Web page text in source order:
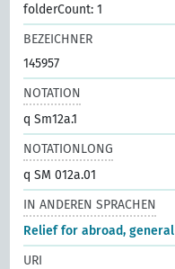
folderCount: 1
BEZEICHNER
145957
NOTATION
q Sm12a.1
NOTATIONLONG
q SM 012a.01
IN ANDEREN SPRACHEN
Relief for abroad, general
URI